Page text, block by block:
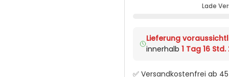
Lade
Lieferung
innerhalb1 Tag 16 Std.
✅ Versandkostenfrei ab